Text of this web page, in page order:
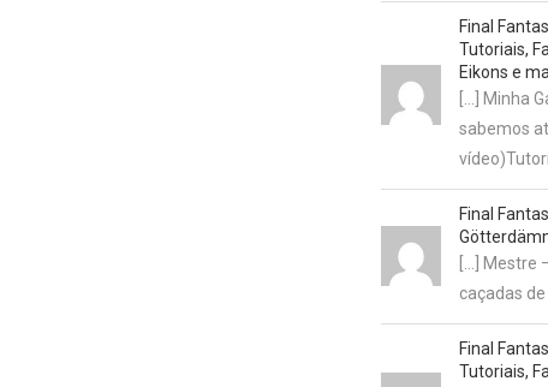
Final
Tutoriais,
Eikons e
[…] Minha
sabemos
Final
[…] Mestre
caçadas
Final
Tutoriais,